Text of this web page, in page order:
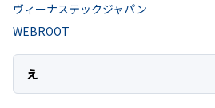
ヴィーナステックジャパン
WEBROOT
え